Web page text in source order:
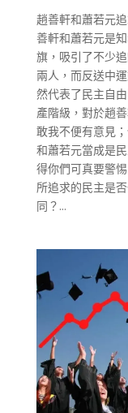
趙善軒和蕭若元
善軒和蕭若元是
旗，吸引了不少
兩人，而反送中
然代表了民主自
產階級，對於趙
敢我不便有意見
和蕭若元當成是
得你們可真要警
所追求的民主是
同？...